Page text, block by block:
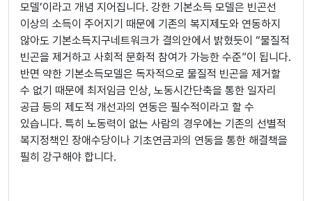
모델’이라고 개념 지어집니다. 강한 기본소득 모델은 빈곤선
이상의 소득이 주어지기 때문에 기존의 복지제도와 연동하지
않아도 기본소득지구네트워크가 결의안에서 밝혔듯이 “물질적
빈곤을 제거하고 사회적 문화적 참여가 가능한 수준”이 됩니다.
반면 약한 기본소득모델은 독자적으로 물질적 빈곤을 제거할
수 없기 때문에 최저임금 인상, 노동시간단축을 통한 일자리
공급 등의 제도적 개선과의 연동은 필수적이라고 할 수
있습니다. 특히 노동력이 없는 사람의 경우에는 기존의 선별적
복지정책인 장애수당이나 기초연금과의 연동을 통한 해결책을
필히 강구해야 합니다.